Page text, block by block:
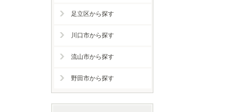
足立区から探す
川口市から探す
流山市から探す
野田市から探す